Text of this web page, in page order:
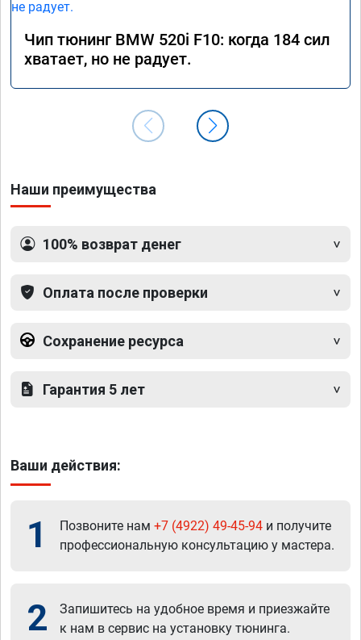
Чип тюнинг BMW 520i F10: когда 184 сил
хватает, но не радует.
Наши преимущества
100% возврат денег
Оплата после проверки
Сохранение ресурса
Гарантия 5 лет
Ваши действия:
1 Позвоните нам +7 (4922) 49-45-94 и получите
профессиональную консультацию у мастера.
2
Запишитесь на удобное время и приезжайте
к нам в сервис на установку тюнинга.